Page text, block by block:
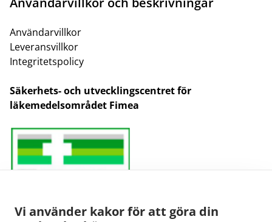
Vi använder kakor för att göra din
Användarvillkor
Leveransvillkor
Integritetspolicy
Säkerhets- och utvecklingscentret för
läkemedelsområdet Fimea